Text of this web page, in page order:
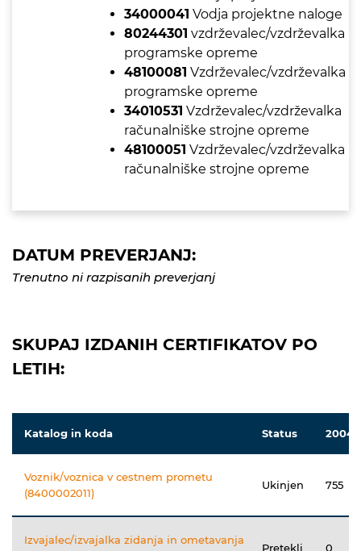
34000041 Vodja projektne naloge
80244301 vzdrževalec/vzdrževalka
programske opreme
48100081 Vzdrževalec/vzdrževalka
programske opreme
34010531 Vzdrževalec/vzdrževalka
računalniške strojne opreme
48100051 Vzdrževalec/vzdrževalka
računalniške strojne opreme
DATUM PREVERJANJ:
Trenutno ni razpisanih preverjanj
SKUPAJ IZDANIH CERTIFIKATOV PO
LETIH:
Katalog in koda Status 2004
Voznik/voznica v cestnem prometu
(8400002011)
Ukinjen 755
Izvajalec/izvajalka zidanja in ometavanja
Pretekli 0